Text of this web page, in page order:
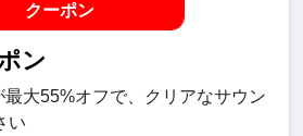
クーポン
ン
大55%オフで、クリアなサウン
い